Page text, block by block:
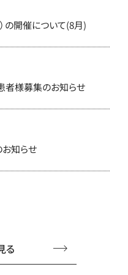
の開催について(8月)
者様募集のお知らせ
知らせ
る